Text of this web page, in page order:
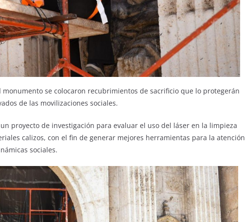
monumento se colocaron recubrimientos de sacrificio que lo protegerán
de las movilizaciones sociales.
proyecto de investigación para evaluar el uso del láser en la limpieza
calizos, con el fin de generar mejores herramientas para la atención
sociales.